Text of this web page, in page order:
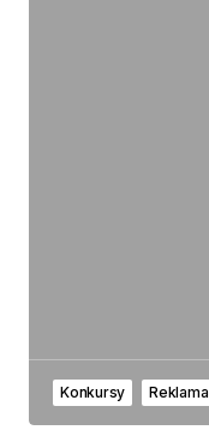
Konkursy Reklama